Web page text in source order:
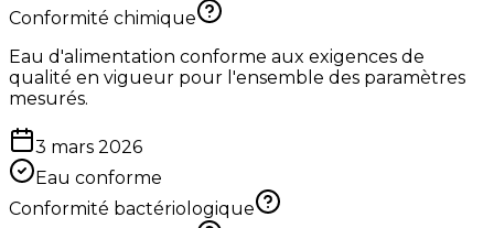
Conformité chimique
Eau d'alimentation conforme aux exigences de
qualité en vigueur pour l'ensemble des paramètres
mesurés.
3 mars 2026
Eau conforme
Conformité bactériologique